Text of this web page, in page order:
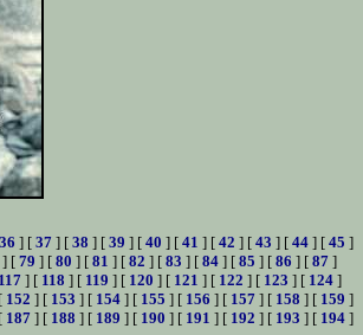
36 ] [ 37 ] [ 38 ] [ 39 ] [ 40 ] [ 41 ] [ 42 ] [ 43 ] [ 44 ] [ 45 ]
] [ 79 ] [ 80 ] [ 81 ] [ 82 ] [ 83 ] [ 84] [ 85 ] [ 86 ] [ 87]
117 ] [ 118 ] [ 119 ] [ 120 ] [ 121 ] [ 122 ] [ 123 ] [ 124 ]
152 ] [ 153 ] [ 154] [ 155 ] [ 156 ] [ 157] [ 158 ] [ 159 ]
187] [ 188 ] [ 189 ] [ 190 ] [ 191 ] [ 192 ] [ 193 ] [ 194]